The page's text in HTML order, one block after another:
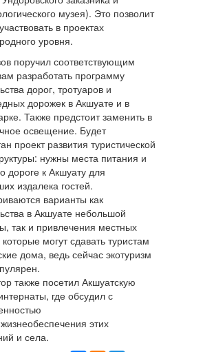
музея). Это позволит
в проектах
уровня.
поручил соответствующим
разработать программу
дорог, тротуаров и
дорожек в Акшуате и в
Также предстоит заменить в
освещение. Будет
проект развития туристической
нужны места питания и
дороге к Акшуату для
издалека гостей.
варианты как
в Акшуате небольшой
так и привлечения местных
могут сдавать туристам
дома, ведь сейчас экотуризм
также посетил Акшуатскую
где обсудил с
этих
и села.